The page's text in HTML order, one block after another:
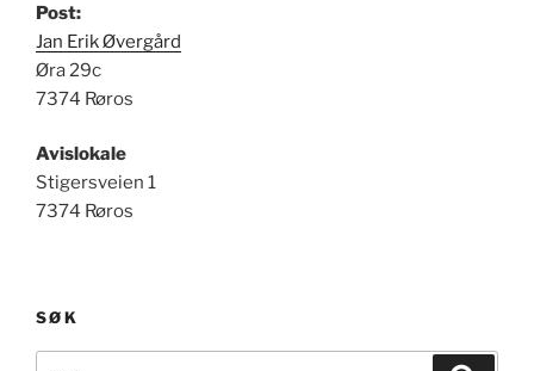
Post:
Jan Erik Øvergård
Øra 29c
7374 Røros
Avislokale
Stigersveien 1
7374 Røros
SØK